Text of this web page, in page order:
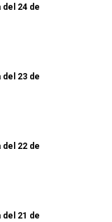
del 24 de
del 23 de
del 22 de
del 21 de